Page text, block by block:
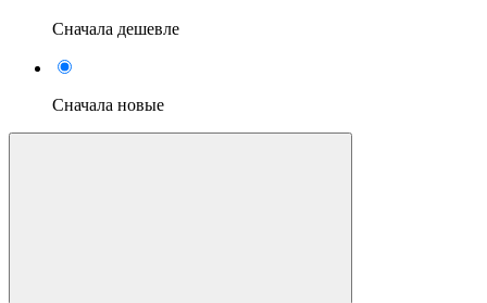
Сначала дешевле
Сначала новые